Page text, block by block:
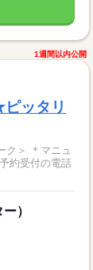
1週間以内公開
ッタリ
約受付の電話
）